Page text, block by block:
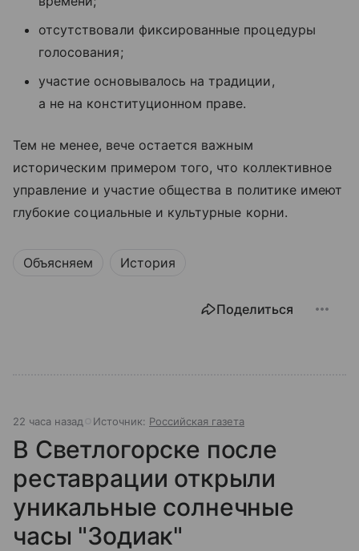
отсутствовали фиксированные процедуры
голосования;
участие основывалось на традиции,
а не на конституционном праве.
Тем не менее, вече остается важным
историческим примером того, что коллективное
управление и участие общества в политике имеют
глубокие социальные и культурные корни.
Объясняем История
Поделиться
22 часа назад Источник: Российская газета
В Светлогорске после
реставрации открыли
уникальные солнечные
часы "Зодиак"